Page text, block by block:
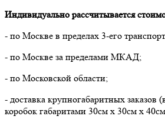
Индивидуально рассчитывается
- по Москве в пределах 3-его
- по Москве за пределами МКАД;
- по Московской области;
- доставка крупногабаритных заказов
коробок габаритами 30см х 30см х